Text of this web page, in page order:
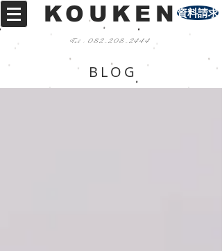
Tel :082-208-2444
KOUKEN資料請求
BLOG